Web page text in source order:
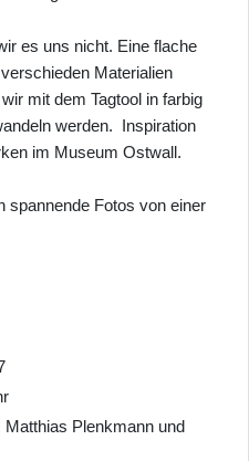
es uns nicht. Eine flache
Materialien
mit dem Tagtool in farbig
werden. Inspiration
im Museum Ostwall.
spannende Fotos von einer
Plenkmann und